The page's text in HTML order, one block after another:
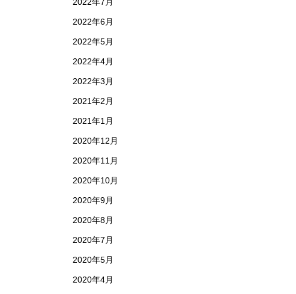
2022年6月
2022年5月
2022年4月
2022年3月
2021年2月
2021年1月
2020年12月
2020年11月
2020年10月
2020年9月
2020年8月
2020年7月
2020年5月
2020年4月